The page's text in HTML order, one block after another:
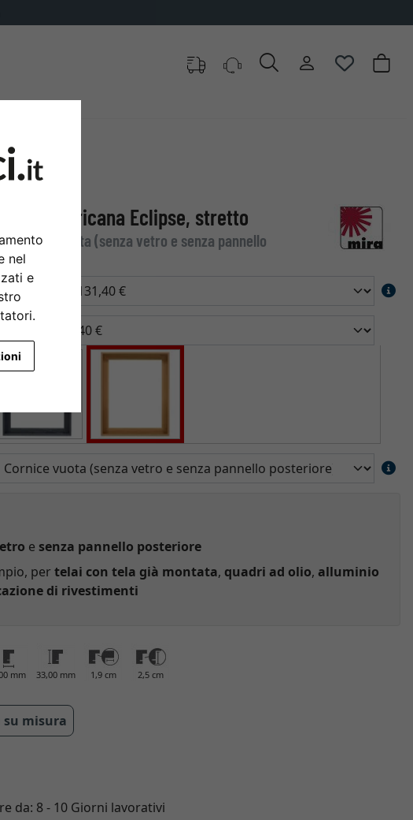
nel
e
americana Eclipse, stretto
Cornice vuota (senza vetro e senza pannello
e senza pannello posteriore
per telai con tela già montata, quadri ad olio, alluminio
di rivestimenti
mm 33,00 mm 1,9 cm 2,5 cm
misura
da: 8 - 10 Giorni lavorativi